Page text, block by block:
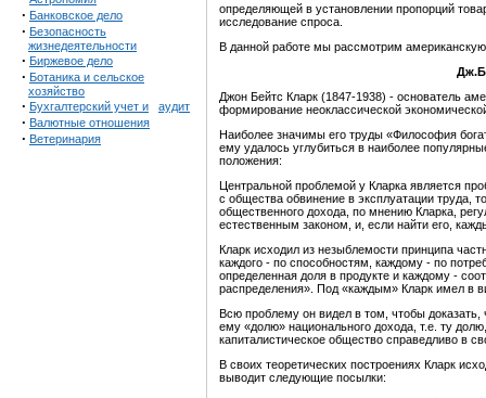
· Банковское дело
· Безопасность
жизнедеятельности
· Биржевое дело
· Ботаника и сельское
хозяйство
· Бухгалтерский учет и аудит
· Валютные отношения
· Ветеринария
определяющей в установлении пропорций
исследование спроса.
В данной работе мы рассмотрим
Джон Бейтс Кларк (1847-1938) - основатель
формирование неоклассической
Наиболее значимы его труды «Философия
ему удалось углубиться в наиболее
положения:
Центральной проблемой у Кларка является
с общества обвинение в эксплуатации труда,
общественного дохода, по мнению Кларка,
естественным законом, и, если найти его,
Кларк исходил из незыблемости принципа
каждого - по способностям, каждому - по
определенная доля в продукте и каждому -
распределения». Под «каждым» Кларк имел в
Всю проблему он видел в том, чтобы
ему «долю» национального дохода, т.е. ту
капиталистическое общество справедливо в
В своих теоретических построениях Кларк
выводит следующие посылки: